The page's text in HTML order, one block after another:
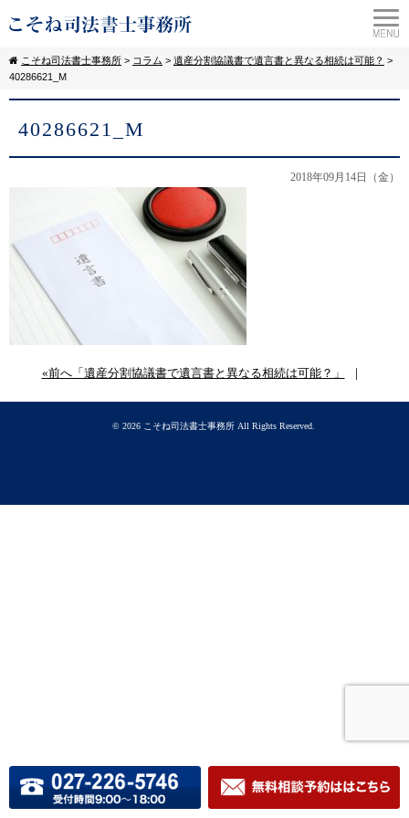
こそね司法書士事務所 > コラム > 遺産分割協議書で遺言書と異なる相続は可能？ >
40286621_M
40286621_M
2018年09月14日（金）
«前へ「遺産分割協議書で遺言書と異なる相続は可能？」 ｜
© 2026 こそね司法書士事務所 All Rights Reserved.